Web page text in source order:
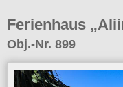
Ferienhaus
Obj.-Nr. 899